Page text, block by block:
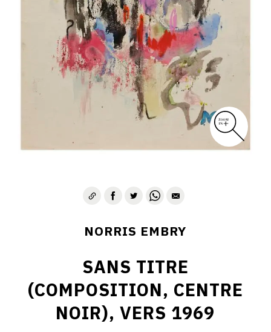
1955-1959
1960-1964
1964-1969
1970-1974
1975-1980
CONTACT
NORRIS EMBRY
SANS TITRE
(COMPOSITION, CENTRE
NOIR), VERS 1969